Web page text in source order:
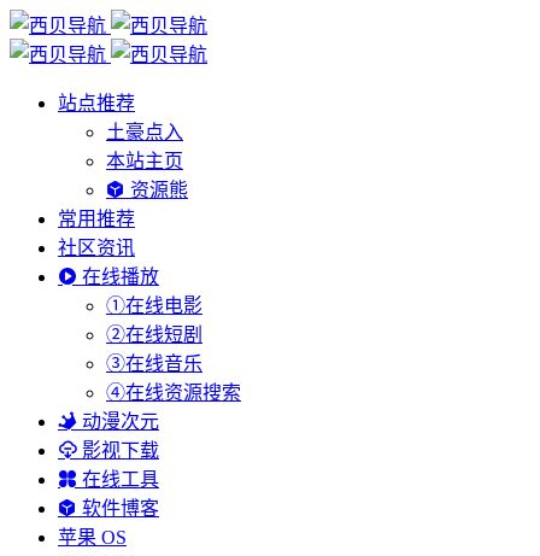
站点推荐
土豪点入
本站主页
资源熊
常用推荐
社区资讯
在线播放
①在线电影
②在线短剧
③在线音乐
④在线资源搜索
动漫次元
影视下载
在线工具
软件博客
苹果 OS